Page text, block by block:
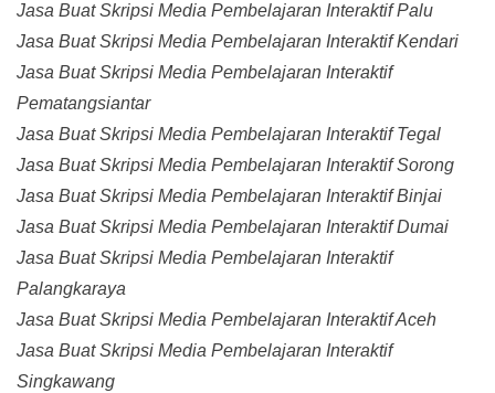
Jasa Buat Skripsi Media Pembelajaran Interaktif Palu
Jasa Buat Skripsi Media Pembelajaran Interaktif Kendari
Jasa Buat Skripsi Media Pembelajaran Interaktif
Pematangsiantar
Jasa Buat Skripsi Media Pembelajaran Interaktif Tegal
Jasa Buat Skripsi Media Pembelajaran Interaktif Sorong
Jasa Buat Skripsi Media Pembelajaran Interaktif Binjai
Jasa Buat Skripsi Media Pembelajaran Interaktif Dumai
Jasa Buat Skripsi Media Pembelajaran Interaktif
Palangkaraya
Jasa Buat Skripsi Media Pembelajaran Interaktif Aceh
Jasa Buat Skripsi Media Pembelajaran Interaktif
Singkawang